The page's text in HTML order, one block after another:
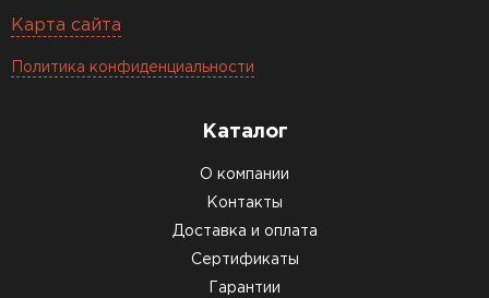
Карта сайта
Политика конфиденциальности
Каталог
О компании
Контакты
Доставка и оплата
Сертификаты
Гарантии